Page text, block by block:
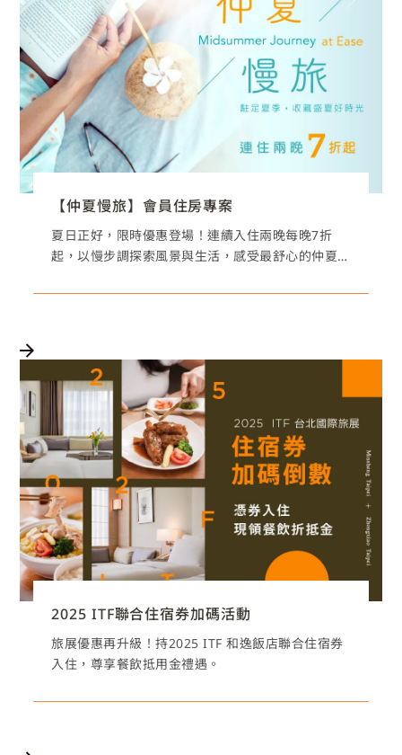
【仲夏慢旅】會員住房專案
夏日正好，限時優惠登場！連續入住兩晚每晚7折
起，以慢步調探索風景與生活，感受最舒心的仲夏
2025 ITF聯合住宿券加碼活動
旅展優惠再升級！持2025 ITF 和逸飯店聯合住宿券
入住，尊享餐飲抵用金禮遇。